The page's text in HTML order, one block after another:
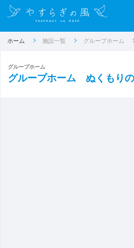
ホーム 施設一覧 グループホーム
グループホーム
グループホーム ぬくもり